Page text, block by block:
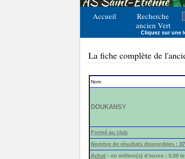
Accueil
Recherche
ancien Vert
Cliquez sur une
La fiche complète de
Nom
DOUKANSY
Formé au club
Nombre de résultats disponibles : 37
Achat - en million(s) d'euros : 0.00 le